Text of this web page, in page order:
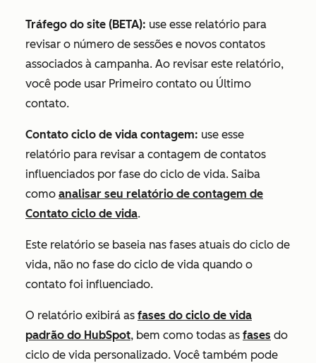
Tráfego do site (BETA): use esse relatório para
revisar o número de sessões e novos contatos
associados à campanha. Ao revisar este relatório,
você pode usar Primeiro contato ou Último
contato.
Contato ciclo de vida contagem: use esse
relatório para revisar a contagem de contatos
influenciados por fase do ciclo de vida. Saiba
como analisar seu relatório de contagem de
Contato ciclo de vida.
Este relatório se baseia nas fases atuais do ciclo de
vida, não no fase do ciclo de vida quando o
contato foi influenciado.
O relatório exibirá as fases do ciclo de vida
padrão do HubSpot, bem como todas as fases do
ciclo de vida personalizado. Você também pode